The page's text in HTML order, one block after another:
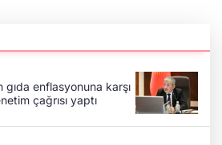
gıda enflasyonuna karşı
çağrısı yaptı